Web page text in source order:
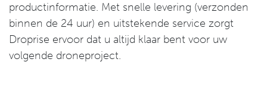
productinformatie. Met snelle levering (verzonden
binnen de 24 uur) en uitstekende service zorgt
Droprise ervoor dat u altijd klaar bent voor uw
volgende droneproject.